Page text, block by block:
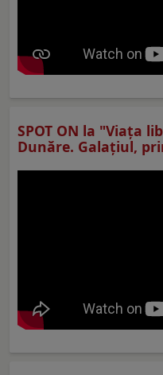
SPOT ON la "Viaţa
Dunăre. Galațiul,